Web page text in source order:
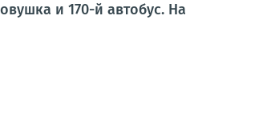
и 170-й автобус. На